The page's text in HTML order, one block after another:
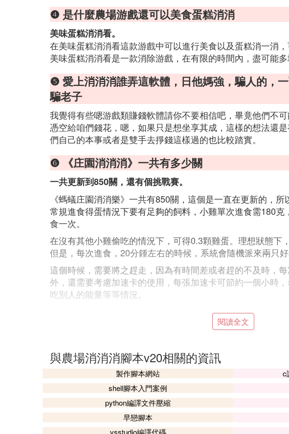
❹ 是什麼農場游戲還可以美食蛋糕消消
美味蛋糕消消看。
在美味蛋糕消消看這款游戲中可以進行美食以及蛋糕消一消，
美味蛋糕消消看是一款消除游戲，在有限的時間內，盡可能多
❺ 愛上消消消誰弄這軟體，日他媽強，騙人的，
騙老子
我覺得有些嗯游戲類賺錢軟體請你不要相信吧，畢竟他們不
憑空給咱們錢花，嗯，如果只是想坐享其成，這樣的想法還
們自己的本事或者是雙手去掙錢這樣過的也比較踏實。
❻ 《庄園消消消》一共有多少關
一共更新到850關，還有個挑戰賽。
《螞蟻庄園消消樂》一共有850關，這個是一直在更新的，
常規進食得蛋情況下要有足夠的飼料，小雞單次進食需180
食一次。
在沒有其他小雞偷吃的情況下，可得0.3顆雞蛋。理想狀態下
但是，每次進食，20分鍾左右的時候，系統會隨機派來兩只好
這個時候，需要將之趕走，因為有時間差或者趕的不及時，
外，還需要考慮加速卡的使用，每張加速卡可節約一個小時
吃別人的能量等等情況。
《螞蟻庄園》如果有偷吃的話需要將之趕走，因為有時間差
螞蟻庄園的常規任務有這么幾項，一是庄園小課堂，題都很簡
心捐贈，可多次捐贈，最多得360克飼料，除了以上常規飼料
如最近有復工飼料禮包，每天可再得180克。
❼ 淘寶里的火爆連連消怎麼一直獲取能量
步驟1：打開手機淘寶，點擊我的淘寶，首先點擊領淘金幣
閱讀全文
與農場消消消腳本v20相關的資訊
製作腳本網站
c
shell腳本入門案例
python編譯文件壓縮
早戀腳本
vsstudio編譯代碼